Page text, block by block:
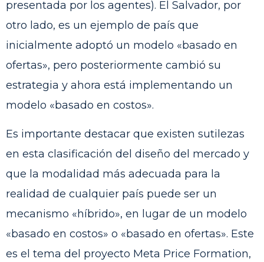
presentada por los agentes). El Salvador, por
otro lado, es un ejemplo de país que
inicialmente adoptó un modelo «basado en
ofertas», pero posteriormente cambió su
estrategia y ahora está implementando un
modelo «basado en costos».
Es importante destacar que existen sutilezas
en esta clasificación del diseño del mercado y
que la modalidad más adecuada para la
realidad de cualquier país puede ser un
mecanismo «híbrido», en lugar de un modelo
«basado en costos» o «basado en ofertas». Este
es el tema del proyecto Meta Price Formation,